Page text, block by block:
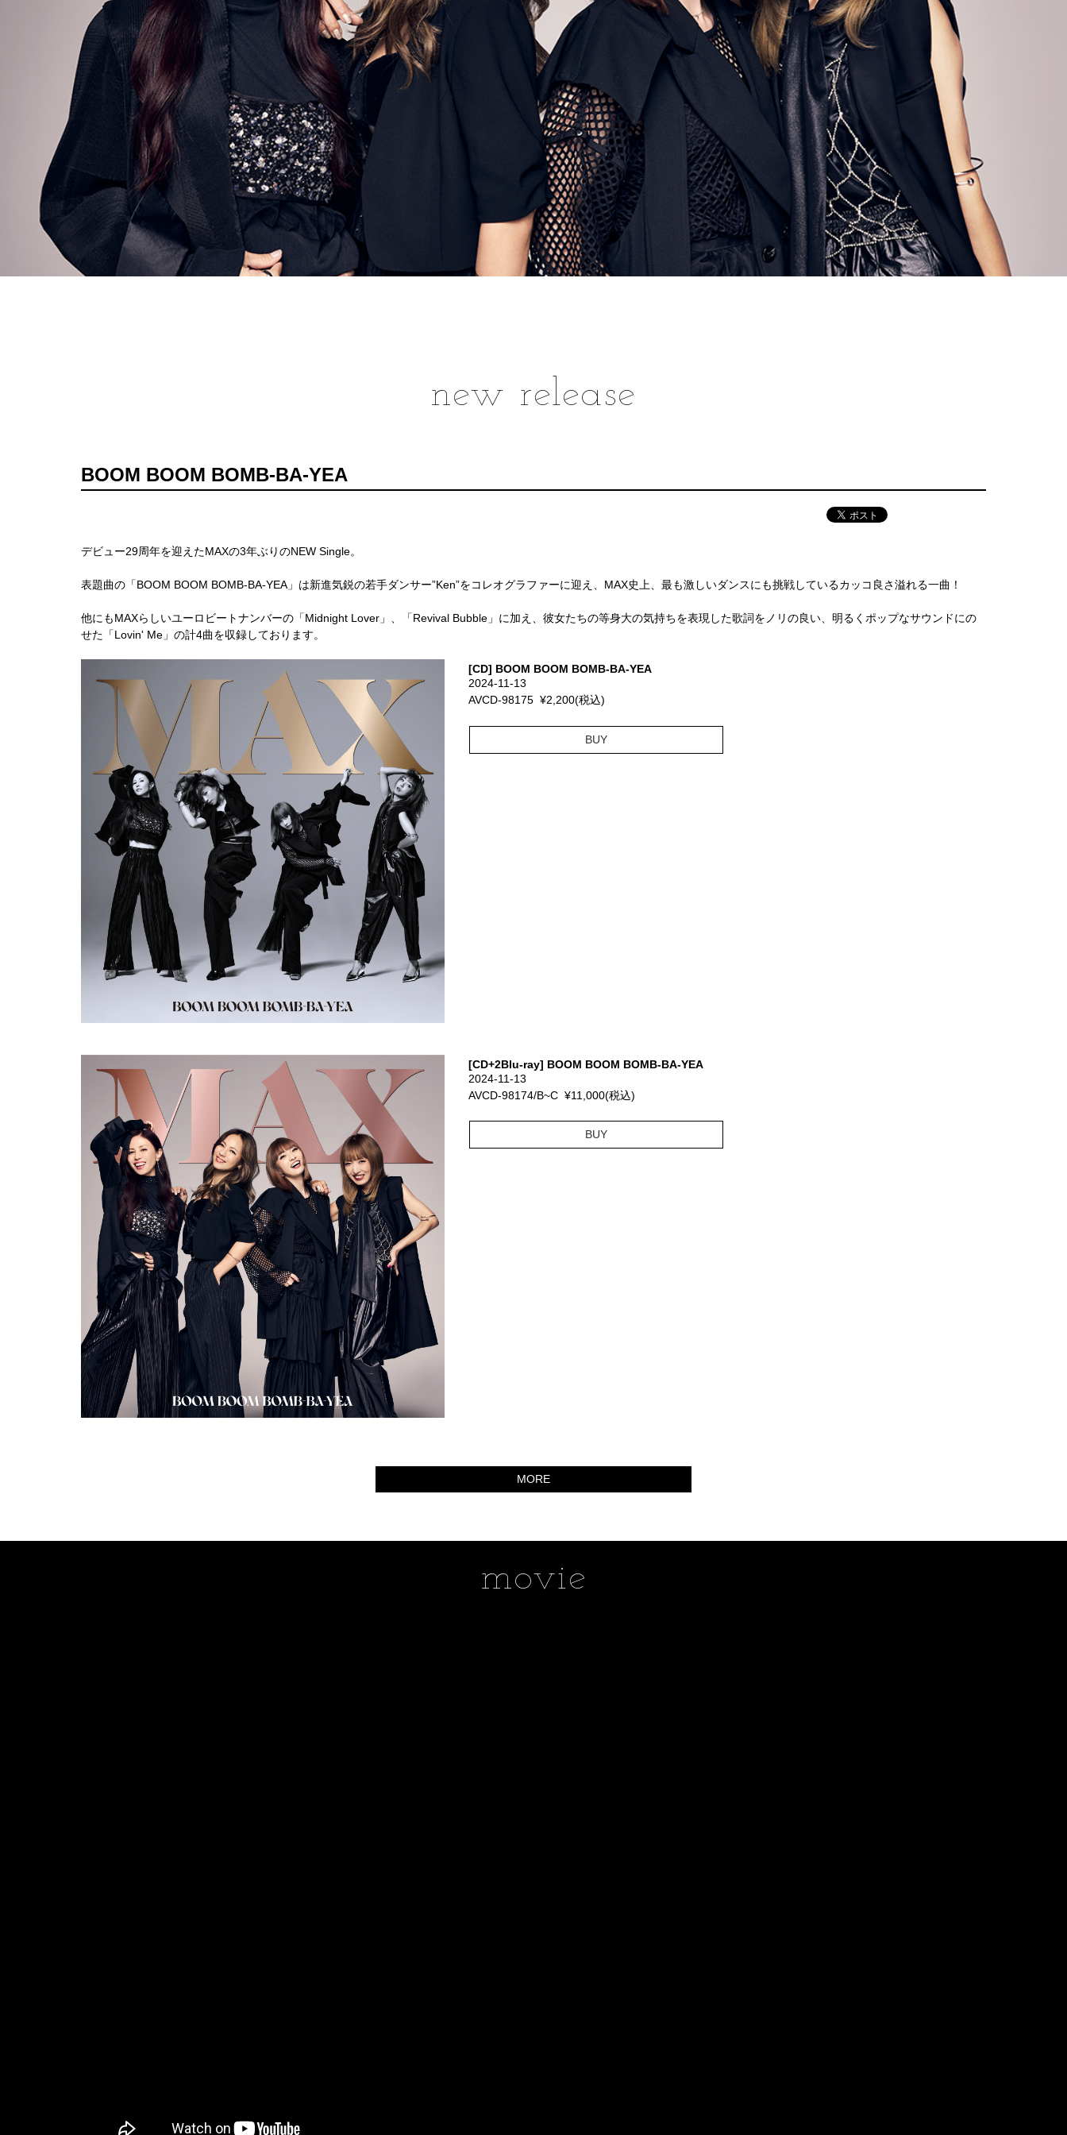
new release
BOOM BOOM BOMB-BA-YEA
デビュー29周年を迎えたMAXの3年ぶりのNEW Single。
表題曲の「BOOM BOOM BOMB-BA-YEA」は新進気鋭の若手ダンサー”Ken”をコレオグラファーに迎え、MAX史上、最も激しいダンスにも挑戦しているカッコ良さ溢れる一曲！
他にもMAXらしいユーロビートナンバーの「Midnight Lover」、「Revival Bubble」に加え、彼女たちの等身大の気持ちを表現した歌詞をノリの良い、明るくポップなサウンドにの
せた「Lovin' Me」の計4曲を収録しております。
[CD] BOOM BOOM BOMB-BA-YEA
2024-11-13
AVCD-98175 ¥2,200(税込)
BUY
[CD+2Blu-ray] BOOM BOOM BOMB-BA-YEA
2024-11-13
AVCD-98174/B~C ¥11,000(税込)
BUY
MORE
movie